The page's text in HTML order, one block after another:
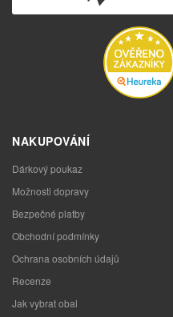
NAKUPOVÁNÍ
Dárkový poukaz
Možnosti dopravy
Bezpečné platby
Obchodní podmínky
Ochrana osobních údajů
Recenze
Jak vybrat obal